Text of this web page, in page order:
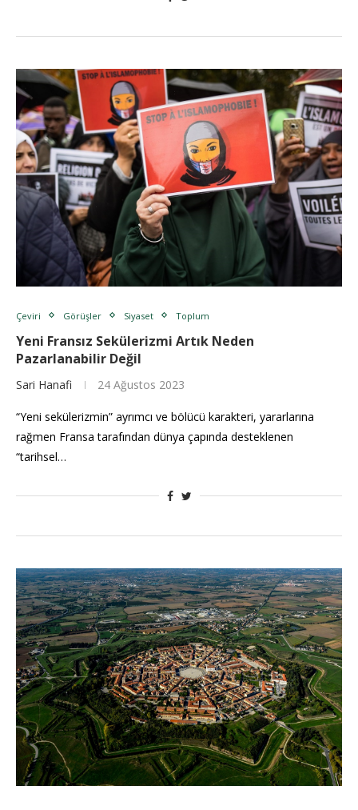
Çeviri Görüşler Siyaset Toplum
Yeni Fransız Sekülerizmi Artık Neden
Pazarlanabilir Değil
Sari Hanafi 24 Ağustos 2023
“Yeni sekülerizmin” ayrımcı ve bölücü karakteri, yararlarına
rağmen Fransa tarafından dünya çapında desteklenen
“tarihsel…